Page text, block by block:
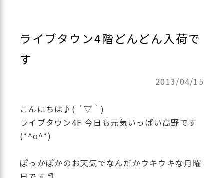
ライブタウン4階どんどん入荷で
す
2013/04/15
こんにちは♪( ´▽｀)
ライブタウン4F 今日も元気いっぱい高野です
(*^o^*)
ぽっかぽかのお天気でなんだかウキウキな月曜